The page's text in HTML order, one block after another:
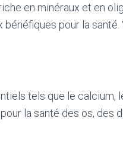
en minéraux et en
pour la
tels que le calcium,
la santé des os, des